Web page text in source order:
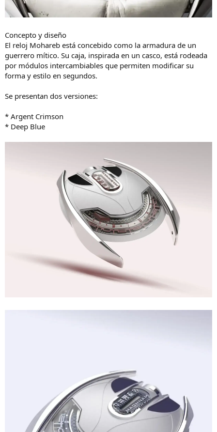
Concepto y diseño
El reloj Mohareb está concebido como la armadura de un
guerrero mítico. Su caja, inspirada en un casco, está rodeada
por módulos intercambiables que permiten modificar su
forma y estilo en segundos.
Se presentan dos versiones:
* Argent Crimson
* Deep Blue